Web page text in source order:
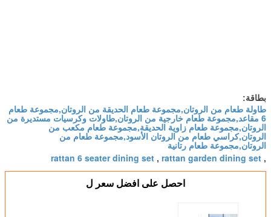
بطاقة:
طاولة طعام من الروتان,مجموعة طعام الحديقة من الروتان,مجموعة طعام
6 مقاعد,مجموعة طعام خارجية من الروتان,طاولات وكرسيات مستديرة من
الروتان,مجموعة طعام زاوية الحديقة,مجموعة طعام مكعب من
الروتان,كراسي طعام من الروتان الأسود,مجموعة طعام من
الروتان,مجموعة طعام رتانية
,
rattan garden dining set
,
rattan 6 seater dining set
احصل على افضل سعر ل